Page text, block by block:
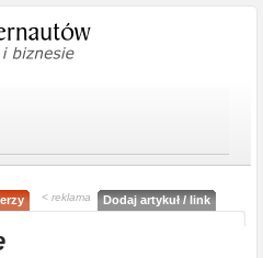
< reklama Dodaj artykuł / link